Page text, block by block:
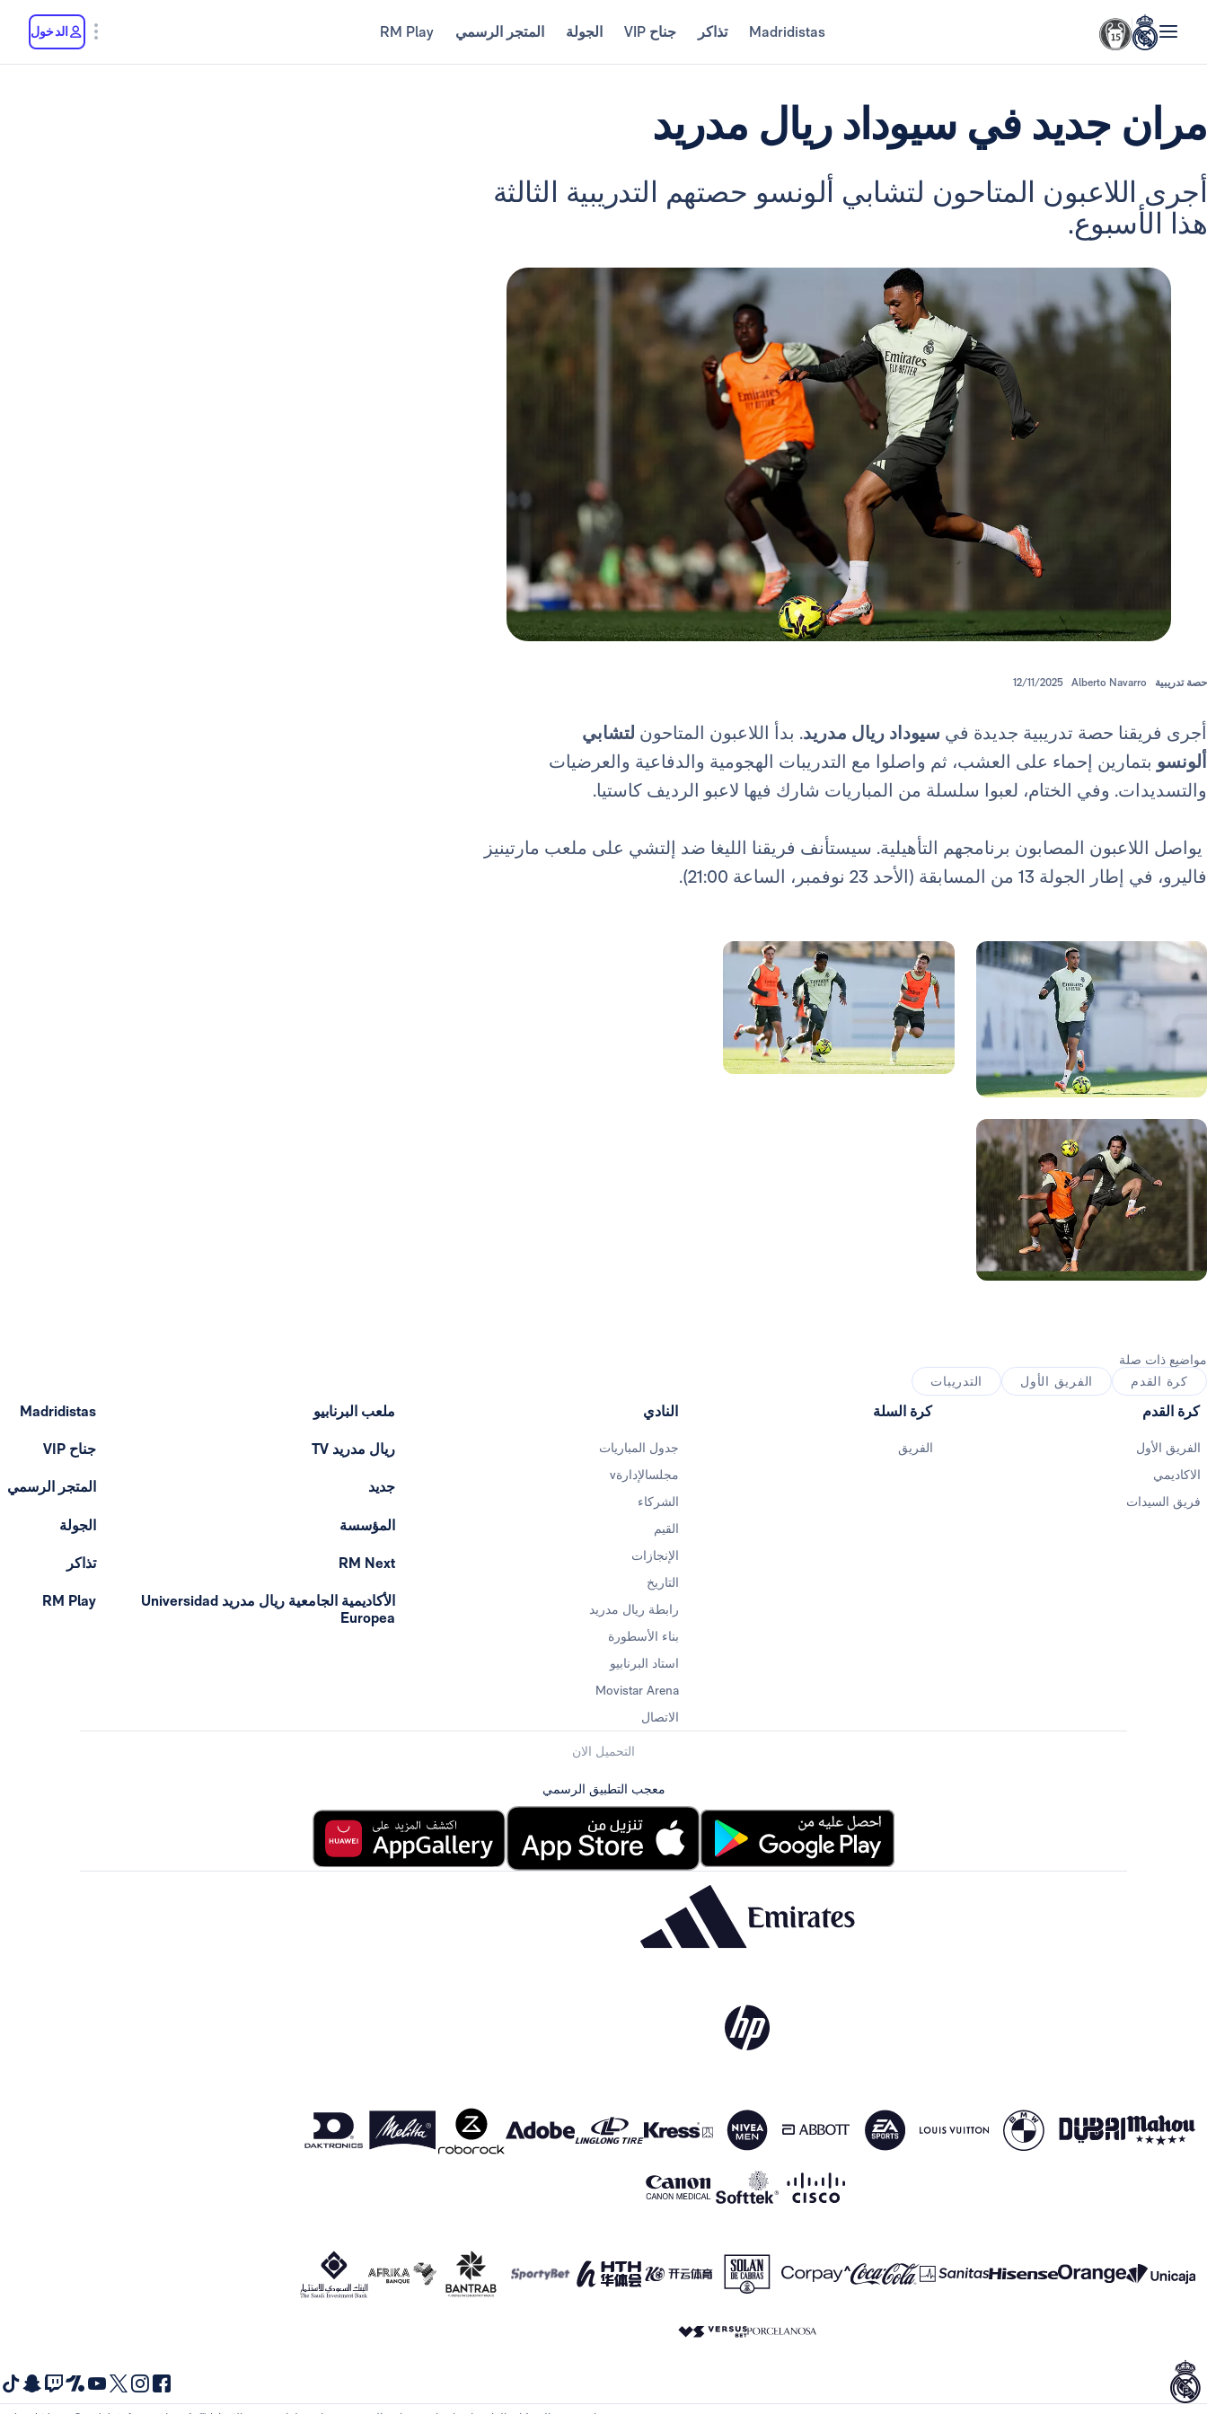
Madridistas تذاكر جناح VIP الجولة المتجر الرسمي RM Play الدخول
مران جديد في سيوداد ريال مدريد
أجرى اللاعبون المتاحون لتشابي ألونسو حصتهم التدريبية الثالثة
هذا الأسبوع.
حصة تدريبية 12/11/2025 Alberto Navarro
أجرى فريقنا حصة تدريبية جديدة في سيوداد ريال مدريد. بدأ اللاعبون المتاحون لتشابي
ألونسو بتمارين إحماء على العشب، ثم واصلوا مع التدريبات الهجومية والدفاعية والعرضيات
والتسديدات. وفي الختام، لعبوا سلسلة من المباريات شارك فيها لاعبو الرديف كاستيا.
يواصل اللاعبون المصابون برنامجهم التأهيلية. سيستأنف فريقنا الليغا ضد إلتشي على ملعب مارتينيز
فاليرو، في إطار الجولة 13 من المسابقة (الأحد 23 نوفمبر، الساعة 21:00).
مواضيع ذات صلة
كرة القدم
الفريق الأول التدريبات
كرة القدم
الفريق الأول
الاكاديمي
فريق السيدات
كرة السلة
الفريق
النادي
جدول المباريات
مجلسالإدارةv
الشركاء
القيم
الإنجازات
التاريخ
رابطة ريال مدريد
بناء الأسطورة
استاد البرنابيو
Movistar Arena
الاتصال
ملعب البرنابيو
ريال مدريد TV
جديد
المؤسسة
RM Next
الأكاديمية الجامعية ريال مدريد Universidad
Europea
Madridistas
جناح VIP
المتجر الرسمي
الجولة
تذاكر
RM Play
التحميل الان
معجب التطبيق الرسمي